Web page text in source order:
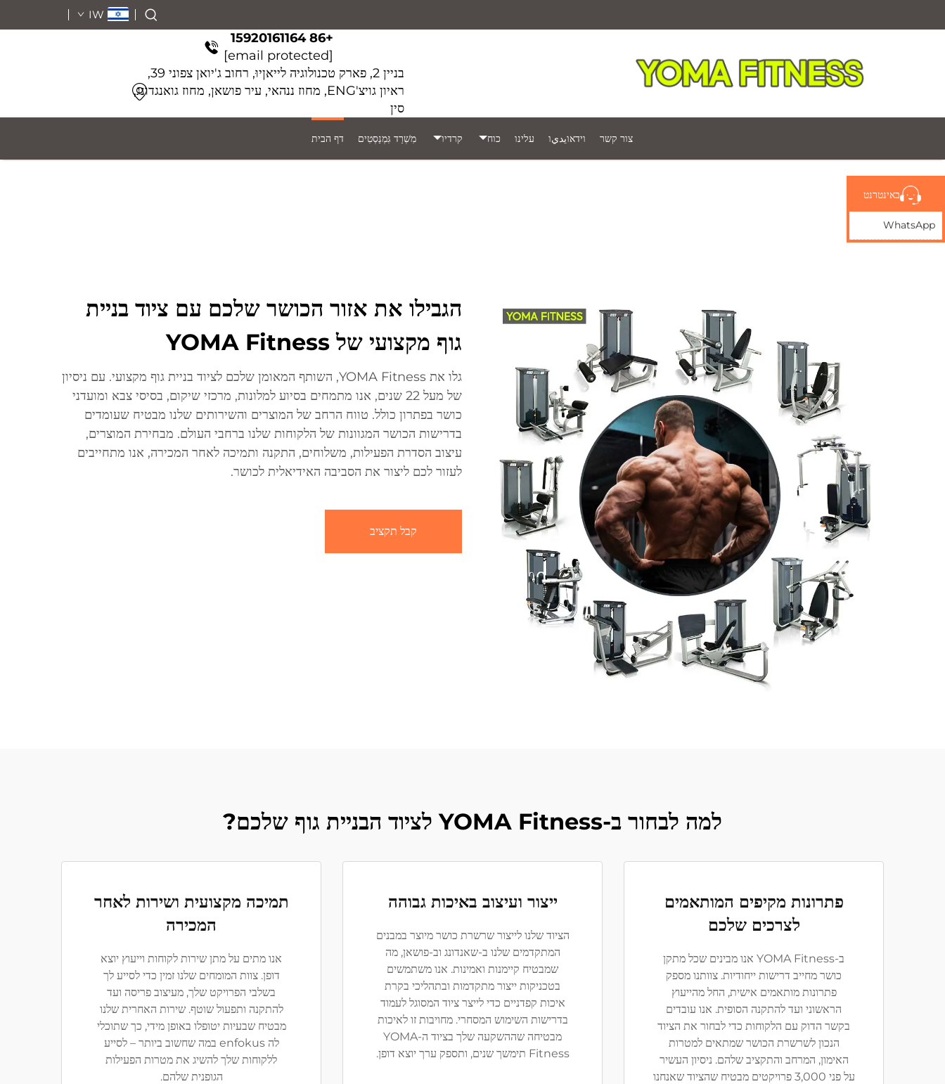
IW
+86 15920161164
[email protected]
בניין 2, פארק טכנולוגיה לייאןיוּ, רחוב ג'יואן צפוני 39,
ראיון גויצ'ENG, מחוז ננהאי, עיר פושאן, מחוז גואנגדונג,
סין
דף הבית ‏‏מִשְׁרַד גִּמְנַסְטִים קרדיו כוח עלינו וידאוيديו צור קשר
הגבילו את אזור הכושר שלכם עם ציוד בניית
גוף מקצועי של YOMA Fitness
גלו את YOMA Fitness, השותף המאומן שלכם לציוד בניית גוף מקצועי. עם ניסיון
של מעל 22 שנים, אנו מתמחים בסיוע למלונות, מרכזי שיקום, בסיסי צבא ומועדני
כושר בפתרון כולל. טווח הרחב של המוצרים והשירותים שלנו מבטיח שעומדים
בדרישות הכושר המגוונות של הלקוחות שלנו ברחבי העולם. מבחירת המוצרים,
עיצוב הסדרת הפעילות, משלוחים, התקנה ותמיכה לאחר המכירה, אנו מתחייבים
לעזור לכם ליצור את הסביבה האידיאלית לכושר.
קבל תקציב
למה לבחור ב-YOMA Fitness לציוד הבניית גוף שלכם?
פתרונות מקיפים המותאמים
לצרכים שלכם
ב-‏YOMA Fitness אנו מבינים שכל מתקן
כושר מחייב דרישות ייחודיות. צוותנו מספק
פתרונות מותאמים אישית, החל מהייעוץ
הראשוני ועד להתקנה הסופית. אנו עובדים
בקשר הדוק עם הלקוחות כדי לבחור את הציוד
הנכון לשרשרת הכושר שמתאים למטרות
האימון, המרחב והתקציב שלהם. ניסיון העשיר
על פני 3,000 פרויקטים מבטיח שהציוד שאנחנו
ייצור ועיצוב באיכות גבוהה
הציוד שלנו לייצור שרשרת כושר מיוצר במבנים
המתקדמים שלנו ב-‏שאנדונג וב-‏פושאן, מה
שמבטיח קיימנות ואמינות. אנו משתמשים
בטכניקות ייצור מתקדמות ובתהליכי בקרת
איכות קפדניים כדי לייצר ציוד המסוגל לעמוד
בדרישות השימוש המסחרי. מחויבות זו לאיכות
מבטיחה שההשקעה שלך בציוד ה-‏YOMA
Fitness תימשך שנים, ותספק ערך יוצא דופן.
תמיכה מקצועית ושירות לאחר
המכירה
אנו מתים על מתן שירות לקוחות וייעוץ יוצא
דופן. צוות המומחים שלנו זמין כדי לסייע לך
בשלבי הפרויקט שלך, מעיצוב פריסה ועד
להתקנה ותפעול שוטף. שירות האחרית שלנו
מבטיח שבעיות יטופלו באופן מידי, כך שתוכלי
לה enfokus במה שחשוב ביותר – לסייע
ללקוחות שלך להשיג את מטרות הפעילות
הגופנית שלהם.
באינטרנט
WhatsApp